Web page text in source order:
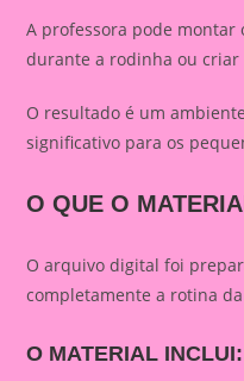
A professora pode
durante a rodinha ou
O resultado é um
significativo para os
O QUE O
O arquivo digital foi
completamente a rotina
O MATERIAL INCLUI: